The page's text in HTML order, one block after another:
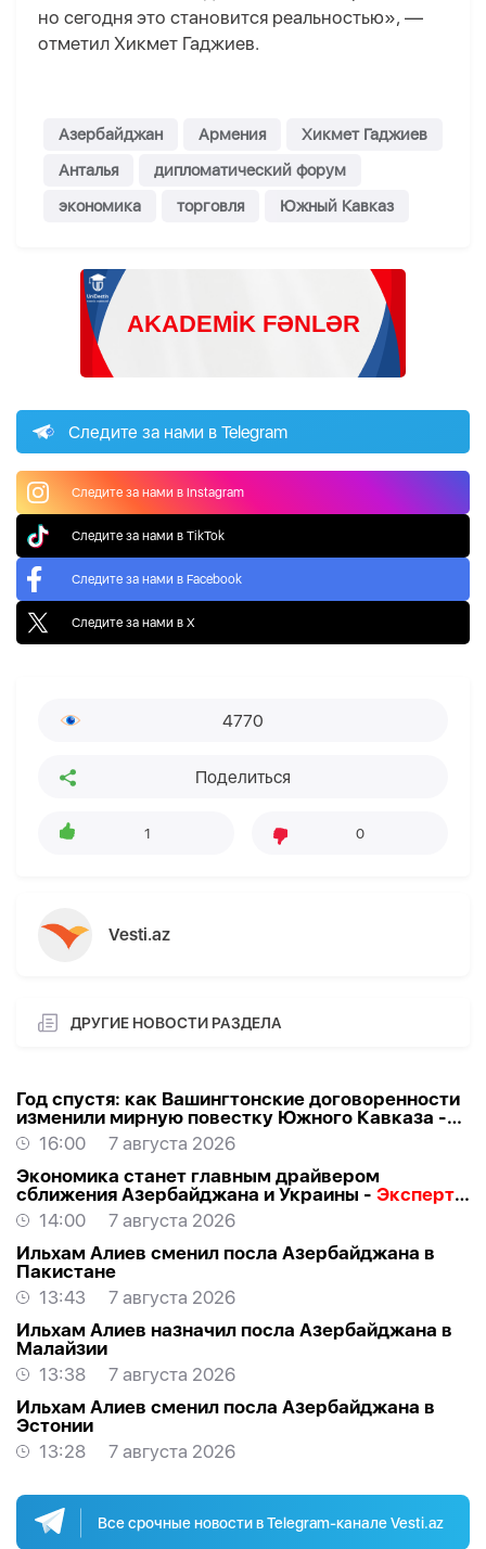
но сегодня это становится реальностью», —
отметил Хикмет Гаджиев.
Азербайджан Армения
Хикмет Гаджиев
Анталья
дипломатический форум
экономика
торговля Южный Кавказ
Следите за нами в Telegram
Следите за нами в Instagram
Следите за нами в TikTok
Следите за нами в Facebook
Следите за нами в X
4770
Поделиться
1 0
Vesti.az
ДРУГИЕ НОВОСТИ РАЗДЕЛА
Год спустя: как Вашингтонские договоренности
изменили мирную повестку Южного Кавказа -
ВЗГЛЯД
16:00
7 августа 2026
Экономика станет главным драйвером
сближения Азербайджана и Украины - Эксперт о
визите Байрамова в Киев
14:00
7 августа 2026
Ильхам Алиев сменил посла Азербайджана в
Пакистане
13:43
7 августа 2026
Ильхам Алиев назначил посла Азербайджана в
Малайзии
13:38
7 августа 2026
Ильхам Алиев сменил посла Азербайджана в
Эстонии
13:28
7 августа 2026
Все срочные новости в Telegram-канале Vesti.az